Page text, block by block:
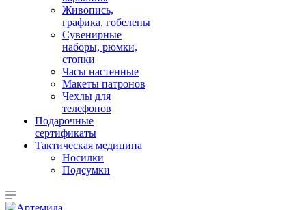
Живопись,
графика, гобелены
Сувенирные
наборы, рюмки,
стопки
Часы настенные
Макеты патронов
Чехлы для
телефонов
Подарочные
сертификаты
Тактическая медицина
Носилки
Подсумки